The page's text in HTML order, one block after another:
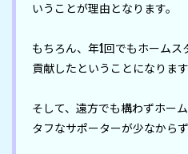
いうことが理由となります。
もちろん、年1回でもホーム
貢献したということになります
そして、遠方でも構わずホー
タフなサポーターが少なから